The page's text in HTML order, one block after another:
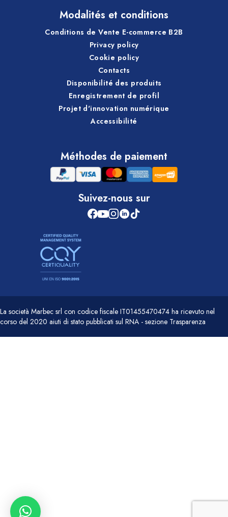
Modalités et conditions
Conditions de Vente E-commerce B2B
Privacy policy
Cookie policy
Contacts
Disponibilité des produits
Enregistrement de profil
Projet d'innovation numérique
Accessibilité
Méthodes de paiement
Suivez-nous sur
La società Marbec srl con codice fiscale IT01455470474 ha ricevuto nel
corso del 2020 aiuti di stato pubblicati sul RNA - sezione Trasparenza